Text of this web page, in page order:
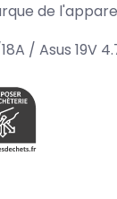
de
/ Asus 19V